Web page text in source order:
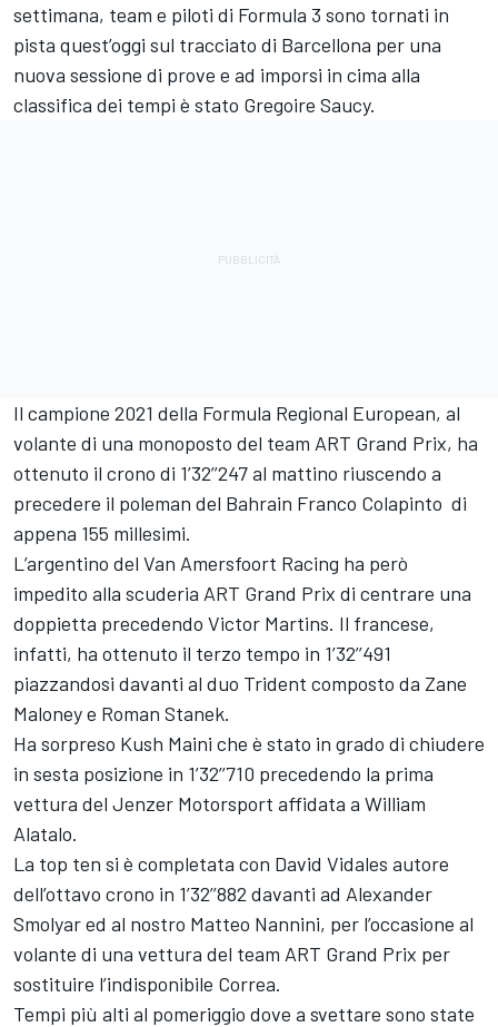
settimana, team e piloti di Formula 3 sono tornati in
pista quest’oggi sul tracciato di Barcellona per una
nuova sessione di prove e ad imporsi in cima alla
classifica dei tempi è stato Gregoire Saucy.
Il campione 2021 della Formula Regional European, al
volante di una monoposto del team ART Grand Prix, ha
ottenuto il crono di 1’32’’247 al mattino riuscendo a
precedere il poleman del Bahrain Franco Colapinto di
appena 155 millesimi.
L’argentino del Van Amersfoort Racing ha però
impedito alla scuderia ART Grand Prix di centrare una
doppietta precedendo Victor Martins. Il francese,
infatti, ha ottenuto il terzo tempo in 1’32’’491
piazzandosi davanti al duo Trident composto da Zane
Maloneye Roman Stanek.
Ha sorpreso Kush Maini che è stato in grado di chiudere
in sesta posizione in 1’32’’710 precedendo la prima
vettura del Jenzer Motorsport affidata a William
Alatalo.
La top ten si è completata con David Vidales autore
dell’ottavo crono in 1’32’’882 davanti ad Alexander
Smolyared al nostro Matteo Nannini, per l’occasione al
volante di una vettura del team ART Grand Prix per
sostituire l’indisponibile Correa.
Tempi più alti al pomeriggio dove a svettare sono state